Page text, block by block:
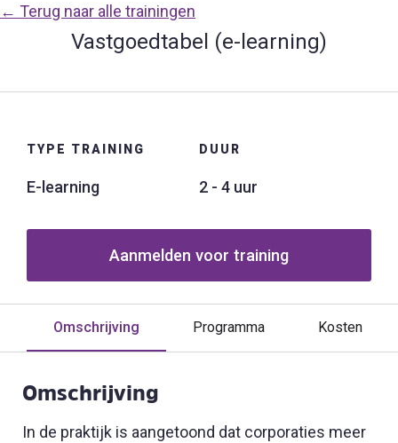
← Terug naar alle trainingen
Vastgoedtabel (e-learning)
TYPE TRAINING
E-learning
DUUR
2 - 4 uur
Aanmelden voor training
Omschrijving Programma Kosten
Omschrijving
In de praktijk is aangetoond dat corporaties meer